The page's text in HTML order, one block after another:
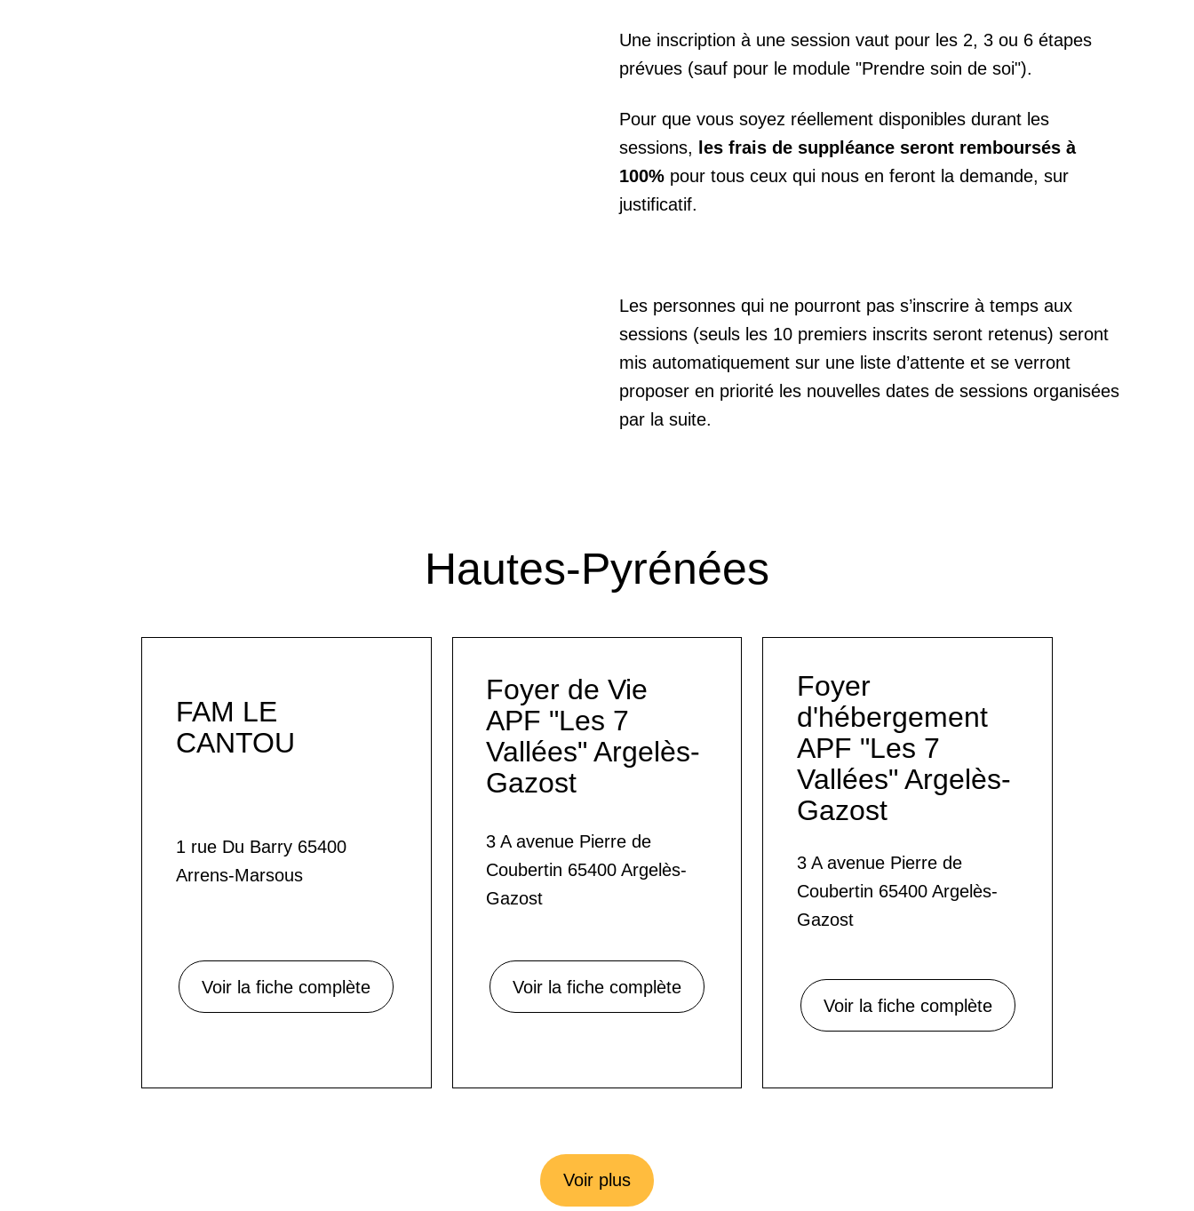
Une inscription à une session vaut pour les 2, 3 ou 6 étapes
prévues (sauf pour le module "Prendre soin de soi").
Pour que vous soyez réellement disponibles durant les
sessions, les frais de suppléance seront remboursés à
100% pour tous ceux qui nous en feront la demande, sur
justificatif.
Les personnes qui ne pourront pas s’inscrire à temps aux
sessions (seuls les 10 premiers inscrits seront retenus) seront
mis automatiquement sur une liste d’attente et se verront
proposer en priorité les nouvelles dates de sessions organisées
par la suite.
Hautes-Pyrénées
FAM LE
CANTOU
1 rue Du Barry 65400
Arrens-Marsous
Voir la fiche complète
Foyer de Vie
APF "Les 7
Vallées" Argelès-
Gazost
3 A avenue Pierre de
Coubertin 65400 Argelès-
Gazost
Voir la fiche complète
Foyer
d'hébergement
APF "Les 7
Vallées" Argelès-
Gazost
3 A avenue Pierre de
Coubertin 65400 Argelès-
Gazost
Voir la fiche complète
Voir plus